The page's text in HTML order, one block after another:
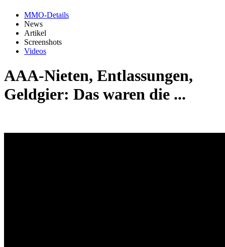
MMO-Details
News
Artikel
Screenshots
Videos
AAA-Nieten, Entlassungen,
Geldgier: Das waren die ...